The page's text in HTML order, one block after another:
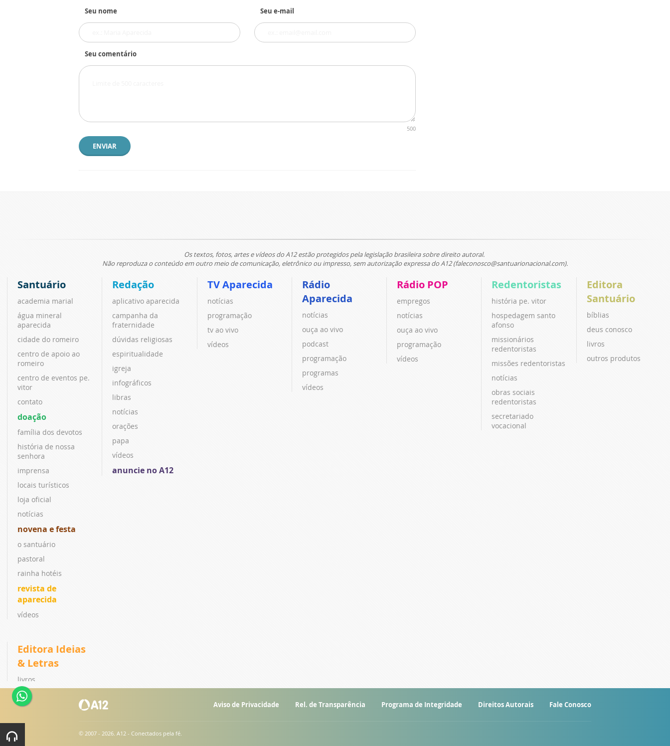
Seu nome Seu e-mail
Seu comentário
500
ENVIAR
Os textos, fotos, artes e vídeos do A12 estão protegidos pela legislação brasileira sobre direito autoral.
Não reproduza o conteúdo em outro meio de comunicação, eletrônico ou impresso, sem autorização expressa do A12 (faleconosco@santuarionacional.com).
Santuário
academia marial
água mineral
aparecida
cidade do romeiro
centro de apoio ao
romeiro
centro de eventos pe.
vitor
contato
doação
família dos devotos
história de nossa
senhora
imprensa
locais turísticos
loja oficial
notícias
novena e festa
o santuário
pastoral
rainha hotéis
revista de
aparecida
vídeos
Redação
aplicativo aparecida
campanha da
fraternidade
dúvidas religiosas
espiritualidade
igreja
infográficos
libras
notícias
orações
papa
vídeos
anuncie no A12
TV Aparecida
notícias
programação
tv ao vivo
vídeos
Rádio
Aparecida
notícias
ouça ao vivo
podcast
programação
programas
vídeos
Rádio POP
empregos
notícias
ouça ao vivo
programação
vídeos
Redentoristas
história pe. vitor
hospedagem santo
afonso
missionários
redentoristas
missões redentoristas
notícias
obras sociais
redentoristas
secretariado
vocacional
Editora
Santuário
bíblias
deus conosco
livros
outros produtos
Editora Ideias
& Letras
livros
coleções
lançamentos
ebook
Aviso de Privacidade Rel. de Transparência Programa de Integridade Direitos Autorais Fale Conosco
© 2007 - 2026. A12 - Conectados pela fé.